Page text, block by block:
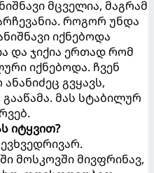
მცველია, მაგრამ
როგორ უნდა
იქნებოდა
და ჯიქია ერთად რომ
იქნებოდა. ჩვენ
გვყავს,
მას სტაბილურ
იტყვით?
მოსკოვში მივფრინავ,